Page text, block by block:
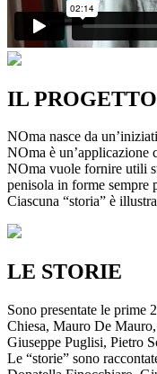
IL PROGETTO
NOma nasce da
NOma è un’applicazione
NOma vuole fornire utili
penisola in forme sempre
Ciascuna “storia” è
LE STORIE
Sono presentate le prime
Chiesa, Mauro De
Giuseppe Puglisi, Pietro
Le “storie” sono